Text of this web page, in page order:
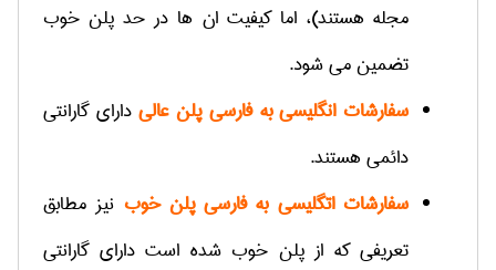
مجله هستند)، اما کیفیت ان ها در حد پلن خوب
تضمین می شود.
سفارشات انگلیسی به فارسی پلن عالیدارای گارانتی
دائمی هستند.
سفارشات اتگلیسی به فارسی پلن خوب نیز مطابق
تعریفی که از پلن خوب شده است دارای گارانتی